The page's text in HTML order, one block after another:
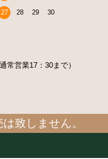
27 28 29 30
常営業17：30まで）
致しません。